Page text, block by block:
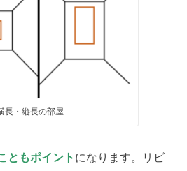
長・縦長の部屋
ともポイント になります。リビ